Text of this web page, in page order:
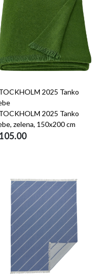
2025 Tanko
2025 Tanko
zelena, 150x200 cm